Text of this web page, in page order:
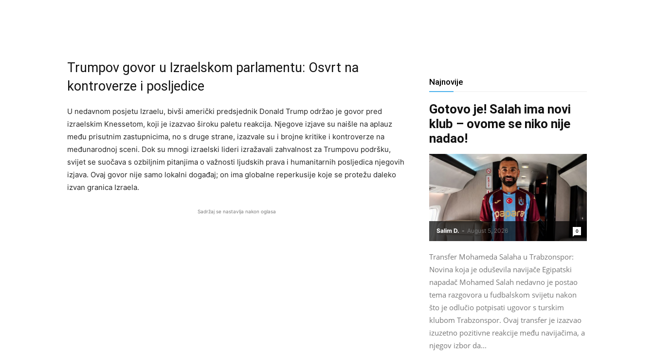
Trumpov govor u Izraelskom parlamentu: Osvrt na
kontroverze i posljedice
U nedavnom posjetu Izraelu, bivši američki predsjednik Donald Trump održao je govor pred
izraelskim Knessetom, koji je izazvao široku paletu reakcija. Njegove izjave su naišle na aplauz
među prisutnim zastupnicima, no s druge strane, izazvale su i brojne kritike i kontroverze na
međunarodnoj sceni. Dok su mnogi izraelski lideri izražavali zahvalnost za Trumpovu podršku,
svijet se suočava s ozbiljnim pitanjima o važnosti ljudskih prava i humanitarnih posljedica njegovih
izjava. Ovaj govor nije samo lokalni događaj; on ima globalne reperkusije koje se protežu daleko
izvan granica Izraela.
Sadržaj se nastavlja nakon oglasa
Najnovije
Gotovo je! Salah ima novi
klub – ovome se niko nije
nadao!
Salim D. - August 5, 2026 0
Transfer Mohameda Salaha u Trabzonspor:
Novina koja je oduševila navijače Egipatski
napadač Mohamed Salah nedavno je postao
tema razgovora u fudbalskom svijetu nakon
što je odlučio potpisati ugovor s turskim
klubom Trabzonspor. Ovaj transfer je izazvao
izuzetno pozitivne reakcije među navijačima, a
njegov izbor da...